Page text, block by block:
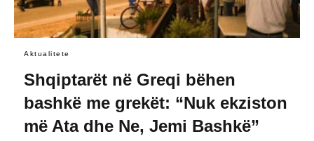
Aktualitete
Shqiptarët në Greqi bëhen
bashkë me grekët: “Nuk ekziston
më Ata dhe Ne, Jemi Bashkë”